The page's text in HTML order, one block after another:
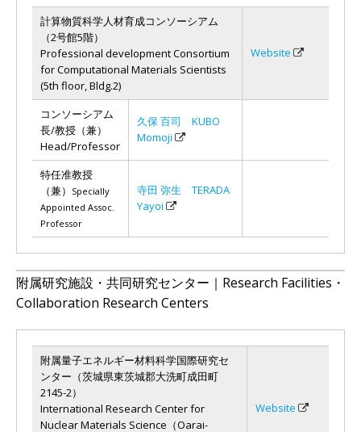
計算物質科学人材育成コンソーシアム
（2号館5階）
Professional development Consortium
for Computational Materials Scientists
(5th floor, Bldg.2)
Website
コンソーシアム
長/教授（兼）
Head/Professor
久保 百司 KUBO
Momoji
特任准教授
（兼） Specially
Appointed Assoc.
Professor
寺田 弥生 TERADA
Yayoi
附属研究施設・共同研究センター｜Research Facilities・
Collaboration Research Centers
附属量子エネルギー材料科学国際研究セ
ンター（茨城県東茨城郡大洗町成田町
2145-2）
International Research Center for
Nuclear Materials Science（Oarai-
Website